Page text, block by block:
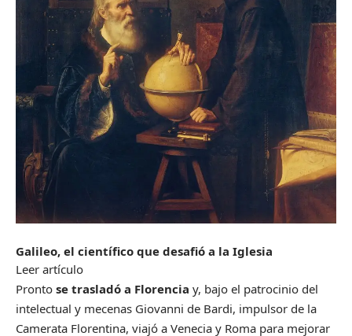
Galileo, el científico que desafió a la Iglesia
Leer artículo
Pronto se trasladó a Florencia y, bajo el patrocinio del
intelectual y mecenas Giovanni de Bardi, impulsor de la
Camerata Florentina, viajó a Venecia y Roma para mejorar